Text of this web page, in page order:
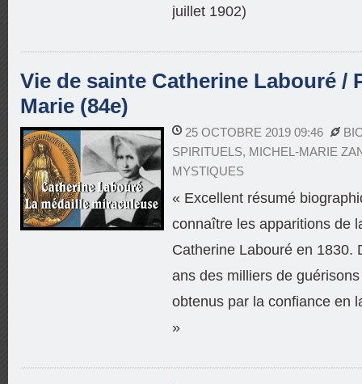
juillet 1902)
Vie de sainte Catherine Labouré /
Marie (84e)
25 OCTOBRE 2019 09:46
SPIRITUELS, MICHEL-MARIE
MYSTIQUES
« Excellent résumé
connaître les apparitions de
Catherine Labouré en 1830.
ans des milliers de
obtenus par la confiance en
»